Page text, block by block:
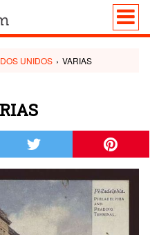
UNIDOS › VARIAS